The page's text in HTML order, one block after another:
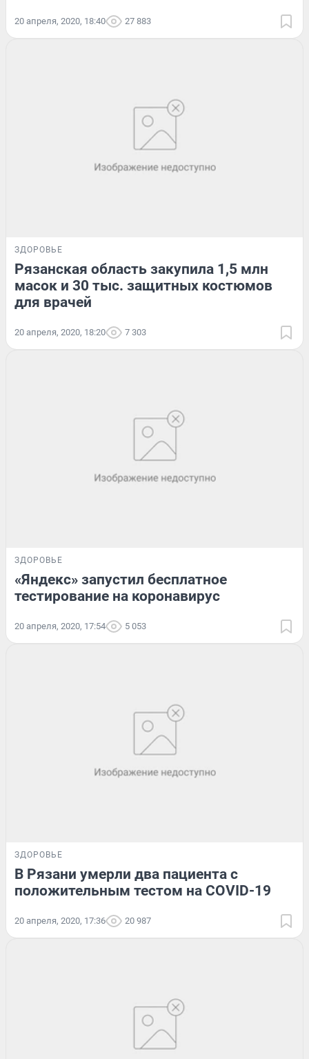
20 апреля, 2020, 18:40 27 883
ЗДОРОВЬЕ
Рязанская область закупила 1,5 млн
масок и 30 тыс. защитных костюмов
для врачей
20 апреля, 2020, 18:20 7 303
ЗДОРОВЬЕ
«Яндекс» запустил бесплатное
тестирование на коронавирус
20 апреля, 2020, 17:54 5 053
ЗДОРОВЬЕ
В Рязани умерли два пациента с
положительным тестом на COVID-19
20 апреля, 2020, 17:36 20 987